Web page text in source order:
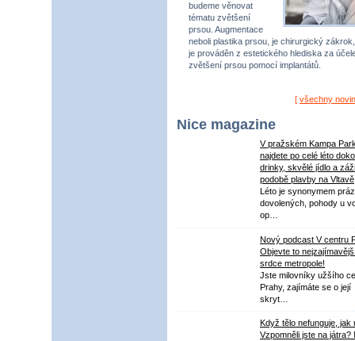
budeme věnovat
tématu zvětšení
prsou. Augmentace
neboli plastika prsou, je chirurgický
je prováděn z estetického hlediska za
zvětšení prsou pomocí implantátů.
[ všechny
Nice magazine
V pražském Kampa
najdete po celé léto
drinky, skvělé jídlo a
podobě plavby na Vltavě
Léto je synonymem
dovolených, pohody u
op…
Nový podcast V centru
Objevte to
srdce metropole!
Jste milovníky užšího
Prahy, zajímáte se o její
skryt…
Když tělo nefunguje, jak
Vzpomněli jste na játra?